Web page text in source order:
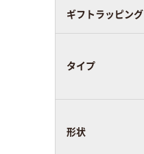
ギフトラッピング
タイプ
形状